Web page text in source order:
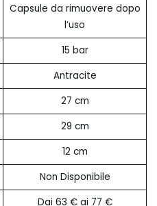
Capsule da rimuovere dopo
l’uso
15 bar
Antracite
27 cm
29 cm
12 cm
Non Disponibile
Dai 63 € ai 77 €